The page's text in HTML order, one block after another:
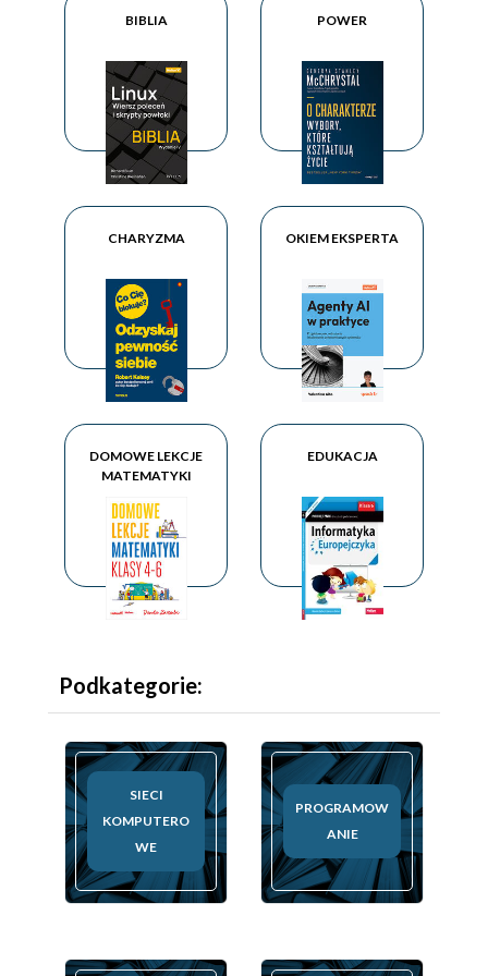
BIBLIA POWER
CHARYZMA OKIEM EKSPERTA
DOMOWE LEKCJE
MATEMATYKI
EDUKACJA
Podkategorie:
SIECI
KOMPUTERO
WE
PROGRAMOW
ANIE